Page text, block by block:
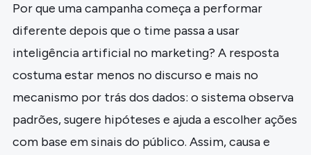
Por que uma campanha começa a performar
diferente depois que o time passa a usar
inteligência artificial no marketing? A resposta
costuma estar menos no discurso e mais no
mecanismo por trás dos dados: o sistema observa
padrões, sugere hipóteses e ajuda a escolher ações
com base em sinais do público. Assim, causa e